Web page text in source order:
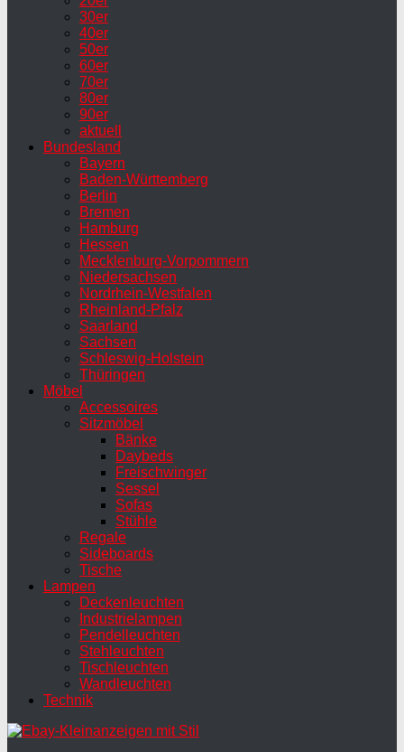
30er
40er
50er
60er
70er
80er
90er
aktuell
Bundesland
Bayern
Baden-Württemberg
Berlin
Bremen
Hamburg
Hessen
Mecklenburg-Vorpommern
Niedersachsen
Nordrhein-Westfalen
Rheinland-Pfalz
Saarland
Sachsen
Schleswig-Holstein
Thüringen
Möbel
Accessoires
Sitzmöbel
Bänke
Daybeds
Freischwinger
Sessel
Sofas
Stühle
Regale
Sideboards
Tische
Lampen
Deckenleuchten
Industrielampen
Pendelleuchten
Stehleuchten
Tischleuchten
Wandleuchten
Technik